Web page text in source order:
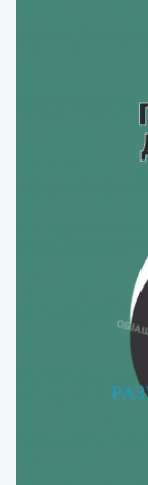
Упутство
Упутство
Изјава о
Изјава о
Упутство за
Уговор са
Шаблон прве
Шаблон прве
Шаблон прве
Етички кодекс